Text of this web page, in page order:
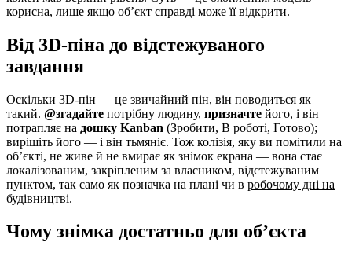
корисна, лише якщо об’єкт справді може її відкрити.
Від 3D-піна до відстежуваного
завдання
Оскільки 3D-пін — це звичайний пін, він поводиться як
такий. @згадайте потрібну людину, призначте його, і він
потрапляє на дошку Kanban (Зробити, В роботі, Готово);
вирішіть його — і він тьмяніє. Тож колізія, яку ви помітили на
об’єкті, не живе й не вмирає як знімок екрана — вона стає
локалізованим, закріпленим за власником, відстежуваним
пунктом, так само як позначка на плані чи в робочому дні на
будівництві.
Чому знімка достатньо для об’єкта